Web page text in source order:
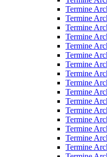
Termine
Termine
Termine
Termine
Termine
Termine
Termine
Termine
Termine
Termine
Termine
Termine
Termine
Termine
Termine
Termine